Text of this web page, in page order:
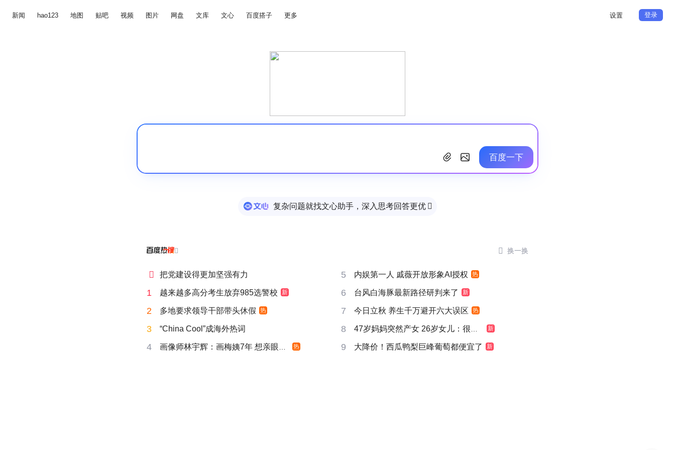
新闻 hao123 地图 贴吧 视频 图片 网盘 文库 文心 百度搭子 更多 设置 登录
百度一下
复杂问题就找文心助手，深入思考回答更优 
  换一换
 把党建设得更加坚强有力 5 内娱第一人 戚薇开放形象AI授权 热
1 越来越多高分考生放弃985选警校 新 6 台风白海豚最新路径研判来了 新
2 多地要求领导干部带头休假 热 7 今日立秋 养生千万避开六大误区 热
3 “China Cool”成海外热词 8 47岁妈妈突然产女 26岁女儿：很震惊 新
4 画像师林宇辉：画梅姨7年 想亲眼看看 热 9 大降价！西瓜鸭梨巨峰葡萄都便宜了 新